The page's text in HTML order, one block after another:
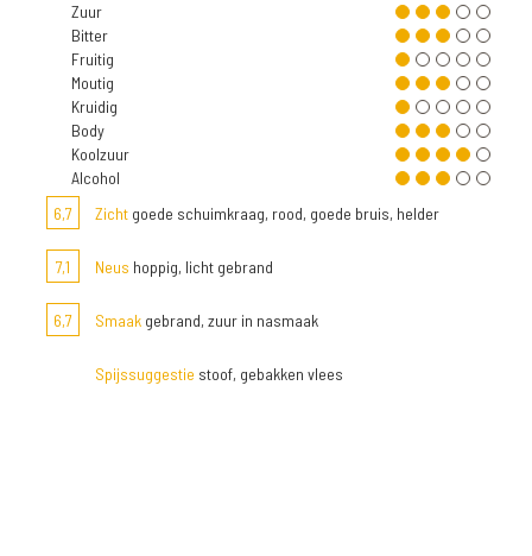
Zuur
Bitter
Fruitig
Moutig
Kruidig
Body
Koolzuur
Alcohol
6,7
Zicht goede schuimkraag, rood, goede bruis, helder
7,1 Neus hoppig, licht gebrand
6,7 Smaak gebrand, zuur in nasmaak
Spijssuggestie stoof, gebakken vlees